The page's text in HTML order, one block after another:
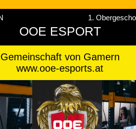
1.
OOE ESPORT
Gemeinschaft von Gamern
www.ooe-esports.at